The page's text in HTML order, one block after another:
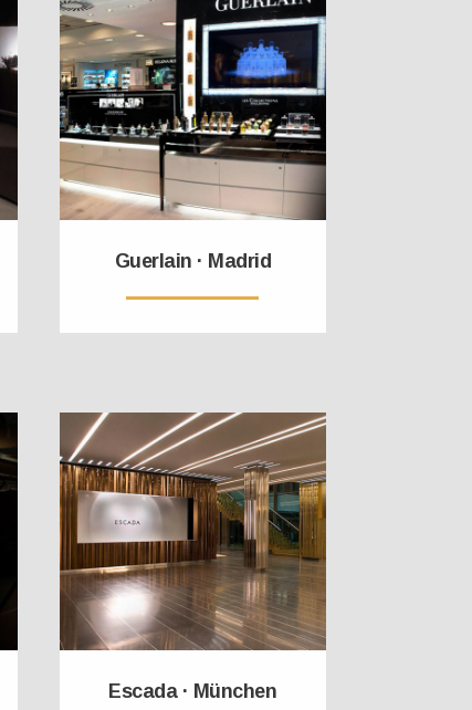
Guerlain · Madrid
Escada · München